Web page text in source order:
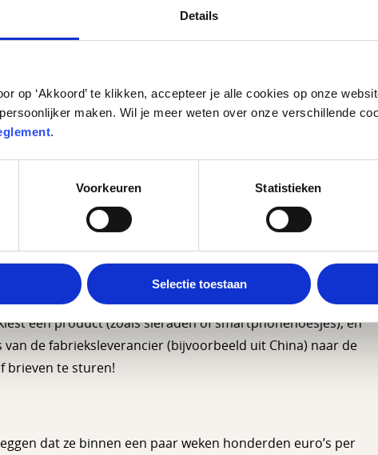
Details
op ‘Akkoord’ te klikken, accepteer je alle cookies op onze
maken. Wil je meer weten over onze verschillende
Voorkeuren Statistieken
Selectie toestaan
YouTube: jongeren die beweren dat ze duizenden euro’s
spullen te verkopen, zonder dat je zelf een opslagkast vol
een product (zoals sieraden of smartphonehoesjes), en
de fabrieksleverancier (bijvoorbeeld uit China) naar de
brieven te sturen!
dat ze binnen een paar weken honderden euro’s per